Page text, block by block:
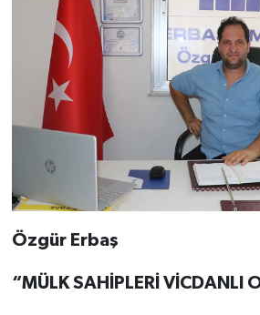
Özgür Erbaş
“MÜLK SAHİPLERİ VİCDANLI